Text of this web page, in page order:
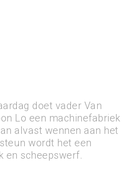
doet vader Van
Lo een machinefabriek
alvast wennen aan het
wordt het een
en scheepswerf.